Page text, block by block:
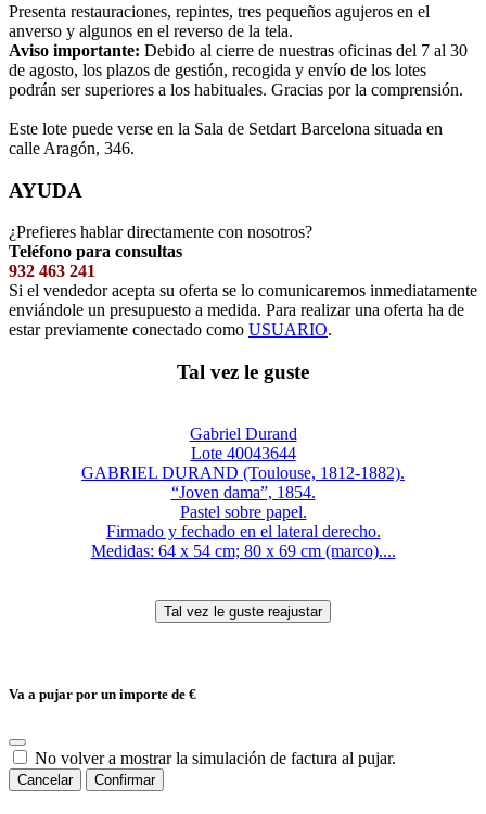
Presenta restauraciones, repintes, tres pequeños agujeros en el
anverso y algunos en el reverso de la tela.
Aviso importante: Debido al cierre de nuestras oficinas del 7 al 30
de agosto, los plazos de gestión, recogida y envío de los lotes
podrán ser superiores a los habituales. Gracias por la comprensión.
Este lote puede verse en la Sala de Setdart Barcelona situada en
calle Aragón, 346.
AYUDA
¿Prefieres hablar directamente con nosotros?
Teléfono para consultas
932 463 241
Si el vendedor acepta su oferta se lo comunicaremos inmediatamente
enviándole un presupuesto a medida. Para realizar una oferta ha de
estar previamente conectado como USUARIO.
Tal vez le guste
Gabriel Durand
Lote 40043644
GABRIEL DURAND (Toulouse, 1812-1882).
“Joven dama”, 1854.
Pastel sobre papel.
Firmado y fechado en el lateral derecho.
Medidas: 64 x 54 cm; 80 x 69 cm (marco)....
Va a pujar por un importe de €
No volver a mostrar la simulación de factura al pujar.
Cancelar Confirmar